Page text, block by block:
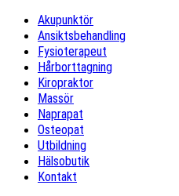
Akupunktör
Ansiktsbehandling
Fysioterapeut
Hårborttagning
Kiropraktor
Massör
Naprapat
Osteopat
Utbildning
Hälsobutik
Kontakt